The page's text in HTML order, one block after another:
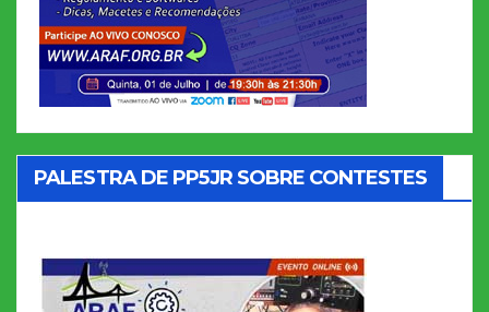
PALESTRA DE PP5JR SOBRE CONTESTES